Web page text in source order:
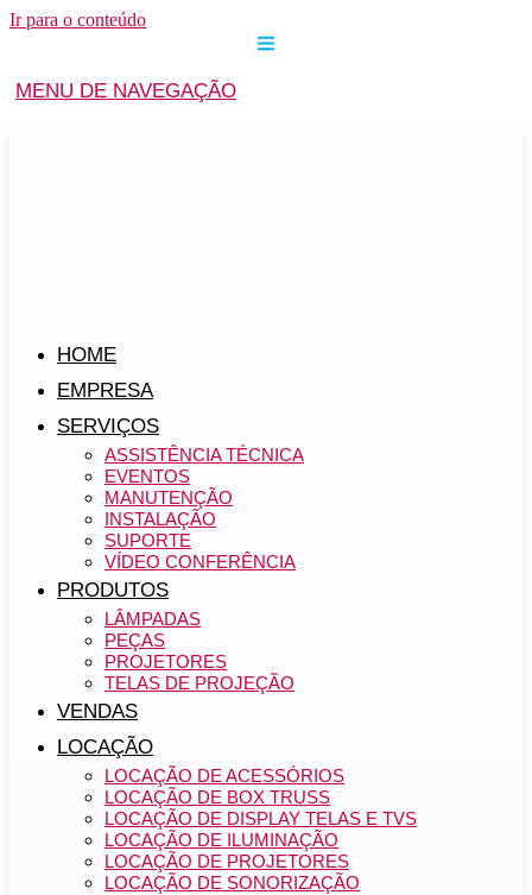
Ir para o conteúdo
MENU DE NAVEGAÇÃO
HOME
EMPRESA
SERVIÇOS
ASSISTÊNCIA TÉCNICA
EVENTOS
MANUTENÇÃO
INSTALAÇÃO
SUPORTE
VÍDEO CONFERÊNCIA
PRODUTOS
LÂMPADAS
PEÇAS
PROJETORES
TELAS DE PROJEÇÃO
VENDAS
LOCAÇÃO
LOCAÇÃO DE ACESSÓRIOS
LOCAÇÃO DE BOX TRUSS
LOCAÇÃO DE DISPLAY TELAS E TVS
LOCAÇÃO DE ILUMINAÇÃO
LOCAÇÃO DE PROJETORES
LOCAÇÃO DE SONORIZAÇÃO